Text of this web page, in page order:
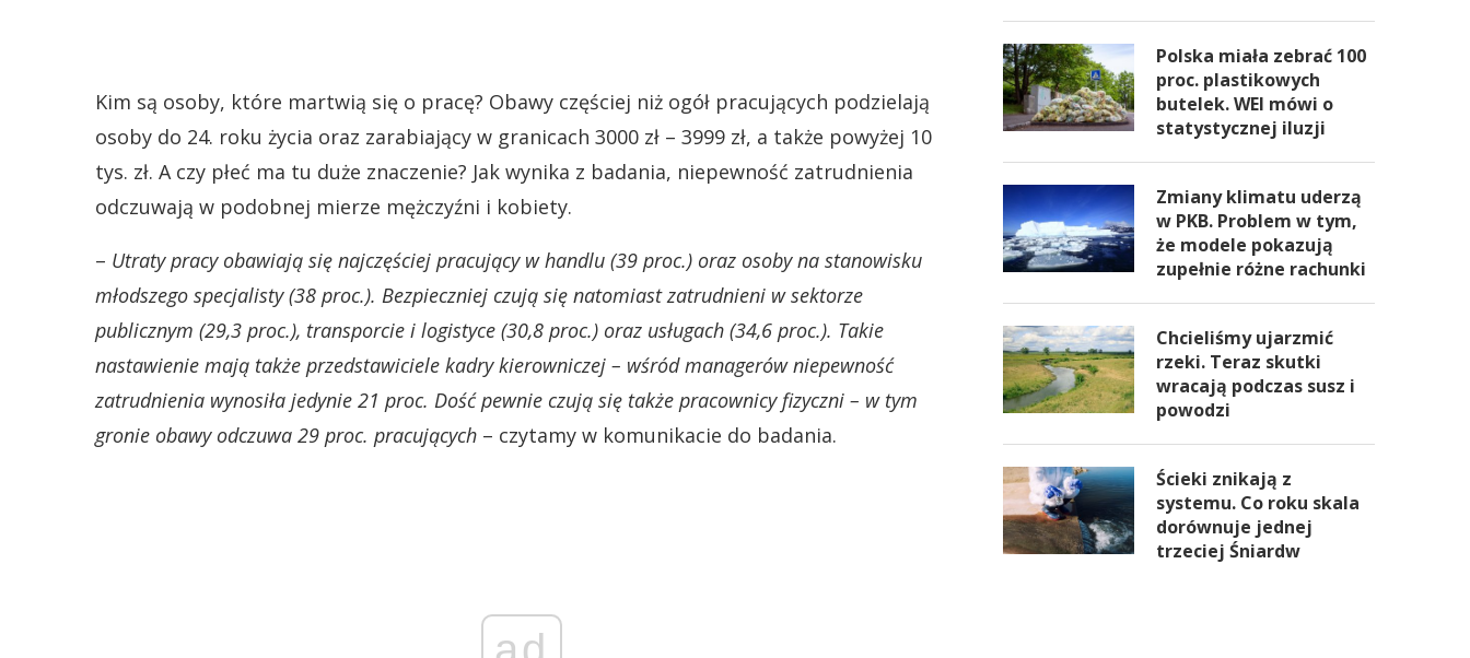
Kim są osoby, które martwią się o pracę? Obawy częściej niż ogół pracujących podzielają
osoby do 24. roku życia oraz zarabiający w granicach 3000 zł – 3999 zł, a także powyżej 10
tys. zł. A czy płeć ma tu duże znaczenie? Jak wynika z badania, niepewność zatrudnienia
odczuwają w podobnej mierze mężczyźni i kobiety.
– Utraty pracy obawiają się najczęściej pracujący w handlu (39 proc.) oraz osoby na stanowisku
młodszego specjalisty (38 proc.). Bezpieczniej czują się natomiast zatrudnieni w sektorze
publicznym (29,3 proc.), transporcie i logistyce (30,8 proc.) oraz usługach (34,6 proc.). Takie
nastawienie mają także przedstawiciele kadry kierowniczej – wśród managerów niepewność
zatrudnienia wynosiła jedynie 21 proc. Dość pewnie czują się także pracownicy fizyczni – w tym
gronie obawy odczuwa 29 proc. pracujących – czytamy w komunikacie do badania.
Polska miała zebrać 100
proc. plastikowych
butelek. WEI mówi o
statystycznej iluzji
Zmiany klimatu uderzą
w PKB. Problem w tym,
że modele pokazują
zupełnie różne rachunki
Chcieliśmy ujarzmić
rzeki. Teraz skutki
wracają podczas susz i
powodzi
Ścieki znikają z
systemu. Co roku skala
dorównuje jednej
trzeciej Śniardw